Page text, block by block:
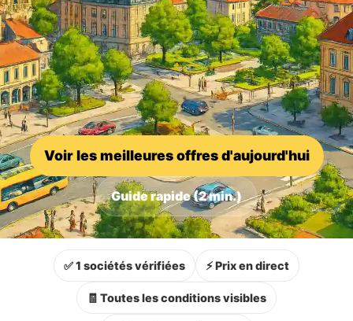
Voir les meilleures offres d'aujourd'hui
Guide rapide (2 min.)
✅ 1 sociétés vérifiées ⚡ Prix en direct
🧾 Toutes les conditions visibles